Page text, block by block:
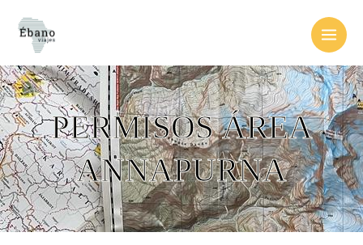
contenido
PERMISOS ÁREA
ANNAPURNA